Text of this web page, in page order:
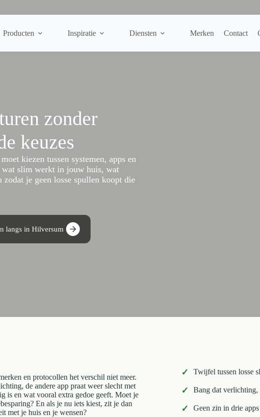
Producten Inspiratie Diensten Merken Contact
zonder
keuzes
kiezen tussen systemen, apps en
slim werkt in jouw huis, wat
je geen losse spullen koopt die
langs in Hilversum
en protocollen het verschil niet meer.
de andere app praat weer slecht met
is en wat vooral extra gedoe geeft. Moet je
En als je nu iets kiest, zit je dan
met je huis en je wensen?
✓ Twijfel tussen losse
✓ Bang dat verlichting,
✓ Geen zin in drie